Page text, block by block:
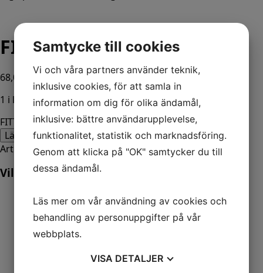
FITTING
68,00
1 i lager
FITTING mängd
Lägg till i varukorg
Artikelnr:73318 Kategorier: Båt,Mercury
Vill du veta mer? Ring oss:
Samtycke till cookies
Vi och våra partners använder teknik,
inklusive cookies, för att samla in
information om dig för olika ändamål,
inklusive: bättre användarupplevelse,
funktionalitet, statistik och marknadsföring.
Genom att klicka på "OK" samtycker du till
dessa ändamål.
Läs mer om vår användning av cookies och
behandling av personuppgifter på vår
webbplats.
VISA DETALJER